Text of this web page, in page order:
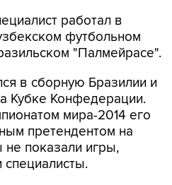
работал в
футбольном
"Палмейрасе".
в сборную Бразилии и
Кубке Конфедерации.
мира-2014 его
претендентом на
показали игры,